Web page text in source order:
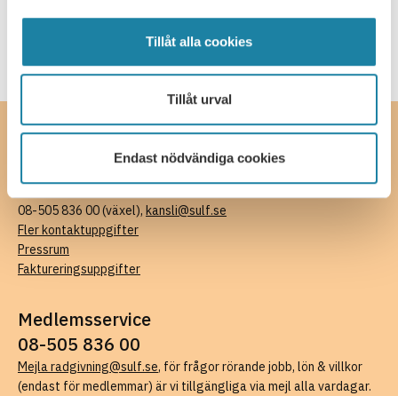
Tillåt alla cookies
Tillåt urval
Endast nödvändiga cookies
how to prepare you for your next …
Kontakta oss
SULF, Sveriges universitetslärare och forskare
08-505 836 00 (växel), kansli@sulf.se
Fler kontaktuppgifter
Pressrum
Faktureringsuppgifter
Medlemsservice
08-505 836 00
Mejla radgivning@sulf.se, för frågor rörande jobb, lön & villkor
(endast för medlemmar) är vi tillgängliga via mejl alla vardagar.